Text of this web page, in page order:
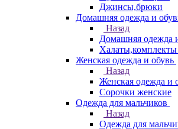
Джинсы,брюки
Домашняя одежда и
Назад
Домашняя одежда
Женская одежда и обувь
Назад
Женская одежда и
Сорочки женские
Одежда для мальчиков
Назад
Одежда для